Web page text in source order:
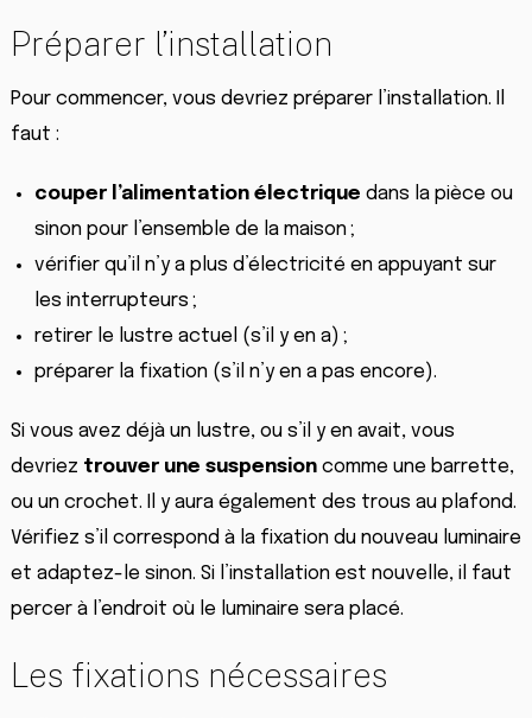
Préparer l’installation
Pour commencer, vous devriez préparer l’installation. Il
faut :
couper l’alimentation électrique dans la pièce ou
sinon pour l’ensemble de la maison ;
vérifier qu’il n’y a plus d’électricité en appuyant sur
les interrupteurs ;
retirer le lustre actuel (s’il y en a) ;
préparer la fixation (s’il n’y en a pas encore).
Si vous avez déjà un lustre, ou s’il y en avait, vous
devriez trouver une suspensioncomme une barrette,
ou un crochet. Il y aura également des trous au plafond.
Vérifiez s’il correspond à la fixation du nouveau luminaire
et adaptez-le sinon. Si l’installation est nouvelle, il faut
percer à l’endroit où le luminaire sera placé.
Les fixations nécessaires